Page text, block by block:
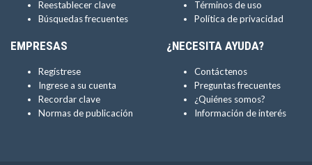
Reestablecer clave
Búsquedas frecuentes
Términos de uso
Política de privacidad
EMPRESAS
Regístrese
Ingrese a su cuenta
Recordar clave
Normas de publicación
¿NECESITA AYUDA?
Contáctenos
Preguntas frecuentes
¿Quiénes somos?
Información de interés